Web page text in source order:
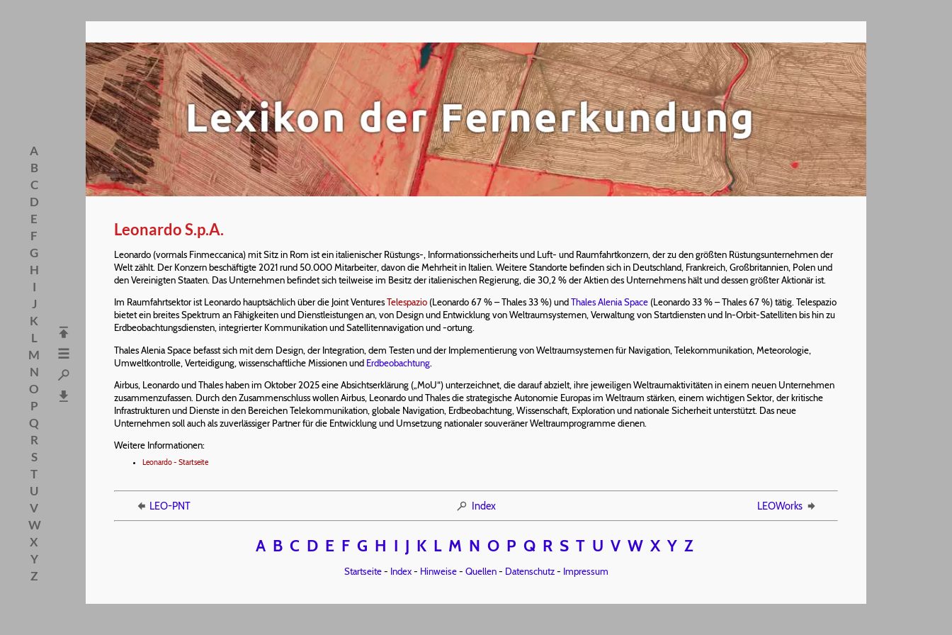
A
B
C
D
E
F
G
H
I
J
K
L
M
N
O
P
Q
R
S
T
U
V
W
X
Y
Z
Leonardo S.p.A.
Leonardo (vormals Finmeccanica) mit Sitz in Rom ist ein italienischer Rüstungs-, Informationssicherheits und Luft- und Raumfahrtkonzern, der zu den größten Rüstungsunternehmen der
Welt zählt. Der Konzern beschäftigte 2021 rund 50.000 Mitarbeiter, davon die Mehrheit in Italien. Weitere Standorte befinden sich in Deutschland, Frankreich, Großbritannien, Polen und
den Vereinigten Staaten. Das Unternehmen befindet sich teilweise im Besitz der italienischen Regierung, die 30,2 % der Aktien des Unternehmens hält und dessen größter Aktionär ist.
Im Raumfahrtsektor ist Leonardo hauptsächlich über die Joint VenturesTelespazio (Leonardo 67 % – Thales 33 %) undThales Alenia Space (Leonardo 33 % – Thales 67 %) tätig. Telespazio
bietet ein breites Spektrum an Fähigkeiten und Dienstleistungen an, von Design und Entwicklung von Weltraumsystemen, Verwaltung von Startdiensten und In-Orbit-Satelliten bis hin zu
Erdbeobachtungsdiensten, integrierter Kommunikation und Satellitennavigation und -ortung.
Thales Alenia Space befasst sich mit dem Design, der Integration, dem Testen und der Implementierung von Weltraumsystemen für Navigation, Telekommunikation, Meteorologie,
Umweltkontrolle, Verteidigung, wissenschaftliche Missionen und Erdbeobachtung.
Airbus, Leonardo und Thales haben im Oktober 2025 eine Absichtserklärung („MoU“) unterzeichnet, die darauf abzielt, ihre jeweiligen Weltraumaktivitäten in einem neuen Unternehmen
zusammenzufassen. Durch den Zusammenschluss wollen Airbus, Leonardo und Thales die strategische Autonomie Europas im Weltraum stärken, einem wichtigen Sektor, der kritische
Infrastrukturen und Dienste in den Bereichen Telekommunikation, globale Navigation, Erdbeobachtung, Wissenschaft, Exploration und nationale Sicherheit unterstützt. Das neue
Unternehmen soll auch als zuverlässiger Partner für die Entwicklung und Umsetzung nationaler souveräner Weltraumprogramme dienen.
Weitere Informationen:
Leonardo - Startseite
LEO-PNT Index LEOWorks
A B C D E F G H I J K L M N O P Q R S T U V W X Y Z
Startseite- Index- Hinweise- Quellen- Datenschutz- Impressum